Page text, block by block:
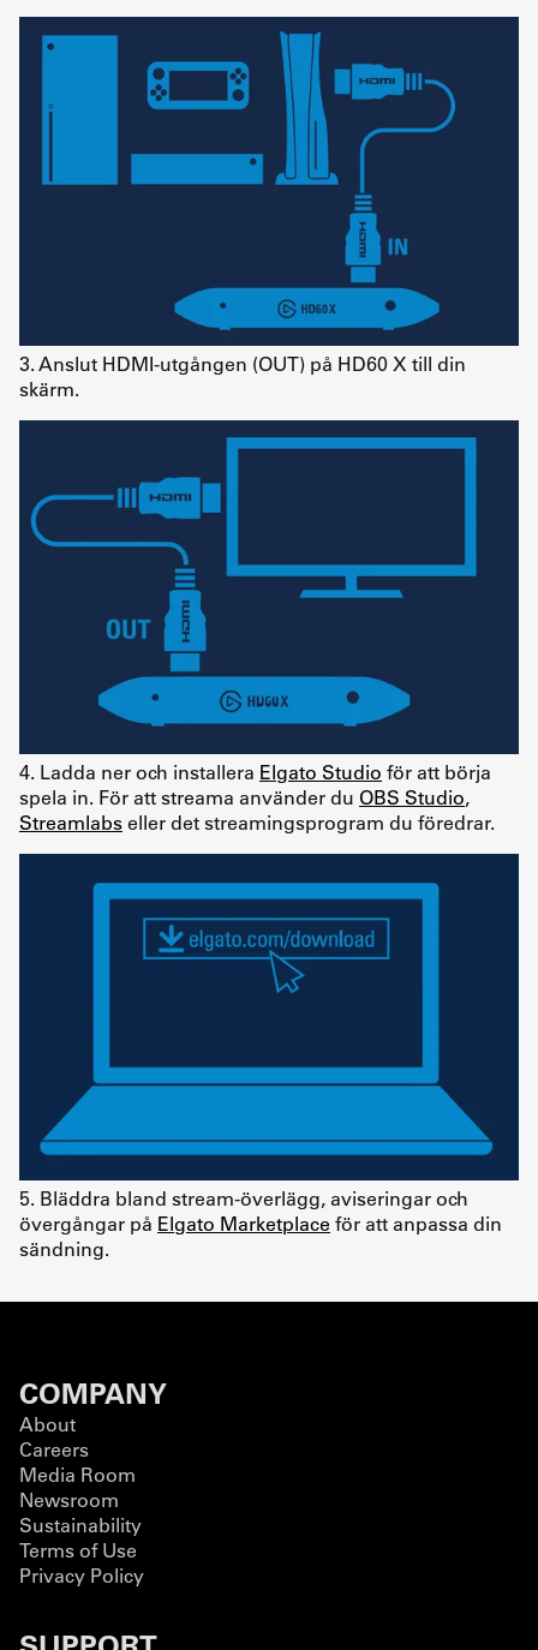
3. Anslut HDMI-utgången (OUT) på HD60 X till din
skärm.
4. Ladda ner och installera Elgato Studio för att börja
spela in. För att streama använder du OBS Studio,
Streamlabseller det streamingsprogram du föredrar.
5. Bläddra bland stream-överlägg, aviseringar och
övergångar på Elgato Marketplace för att anpassa din
sändning.
COMPANY
About
Careers
Media Room
Newsroom
Sustainability
Terms of Use
Privacy Policy